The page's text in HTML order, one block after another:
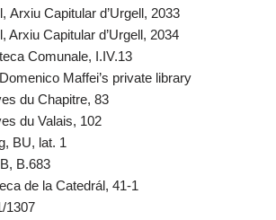
Arxiu Capitular d’Urgell, 2033
Arxiu Capitular d’Urgell, 2034
Comunale, I.IV.13
Maffei’s private library
du Chapitre, 83
du Valais, 102
BU, lat. 1
B.683
de la Catedrál, 41-1
1307